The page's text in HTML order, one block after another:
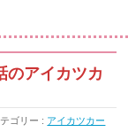
のアイカツカ
ゴリー : アイカツカー